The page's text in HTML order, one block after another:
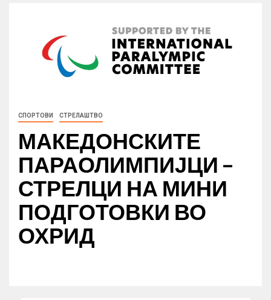
СПОРТОВИ СТРЕЛАШТВО
МАКЕДОНСКИТЕ
ПАРАОЛИМПИЈЦИ –
СТРЕЛЦИ НА МИНИ
ПОДГОТОВКИ ВО
ОХРИД